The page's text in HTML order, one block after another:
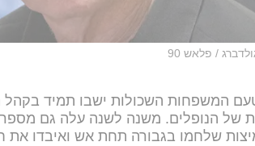
/ פלאש 90
המשפחות השכולות ישבו תמיד בקהל
של הנופלים. משנה לשנה עלה גם
שלחמו בגבורה תחת אש ואיבדו את